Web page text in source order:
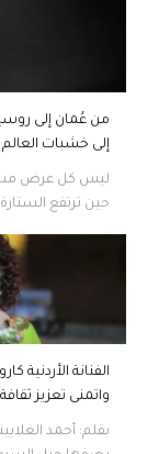
من عُمان إلى
إلى خشبات العالم
ليس كل عرض
حين ترتفع
الفنانة
واتمنى تعزيز
بقلم: أحمد